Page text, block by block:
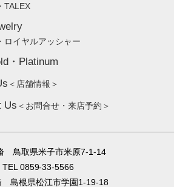
・TALEX
・ロイヤルアッシャー
・Platinum
＜店舗情報＞
Us ＜お問合せ・来店予約＞
鳥取県米子市米原7-1-14
TEL 0859-33-5566
島根県松江市学園1-19-18